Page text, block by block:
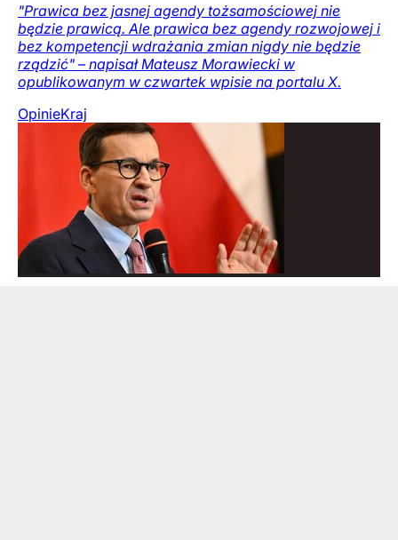
"Prawica bez jasnej agendy tożsamościowej nie
będzie prawicą. Ale prawica bez agendy rozwojowej i
bez kompetencji wdrażania zmian nigdy nie będzie
rządzić" – napisał Mateusz Morawiecki w
opublikowanym w czwartek wpisie na portalu X.
OpinieKraj